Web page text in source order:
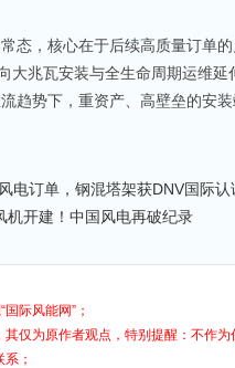
态，核心在于后续高质量订单
大兆瓦安装与全生命周期运维延
趋势下，重资产、高壁垒的安
电订单，钢混塔架获DNV国际认
机开建！中国风电再破纪录
际风能网”；
仅为原作者观点，特别提醒：不作为
；